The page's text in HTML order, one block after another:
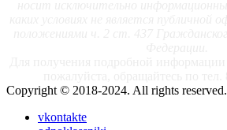
Copyright © 2018-2024. All rights reserved.
vkontakte